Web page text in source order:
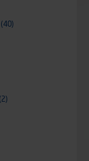
(40)
(2)